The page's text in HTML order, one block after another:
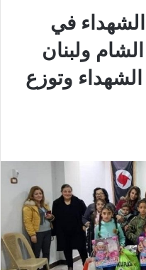
في
ولبنان
الشهداء وتوزع